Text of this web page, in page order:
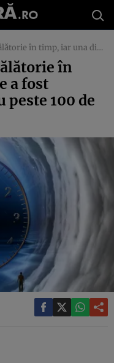
ele a fost descoperită în urmă cu peste 100 de ani
în
a fost
peste 100 de